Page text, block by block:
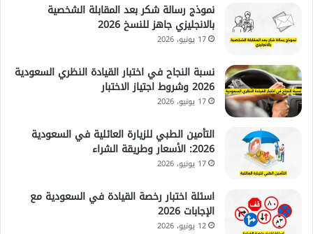
نموذج رسالة شكر بعد المقابلة الشخصية
بالانجليزي جاهز للنسخ 2026
17 يونيو، 2026
نسبة النجاح في اختبار القيادة النظري السعودية
2026 وشروط اجتياز الاختبار
17 يونيو، 2026
التأمين الطبي للزيارة العائلية في السعودية
2026: الأسعار وطريقة الشراء
17 يونيو، 2026
اسئلة اختبار رخصة القيادة في السعودية مع
الإجابات 2026
12 يونيو، 2026